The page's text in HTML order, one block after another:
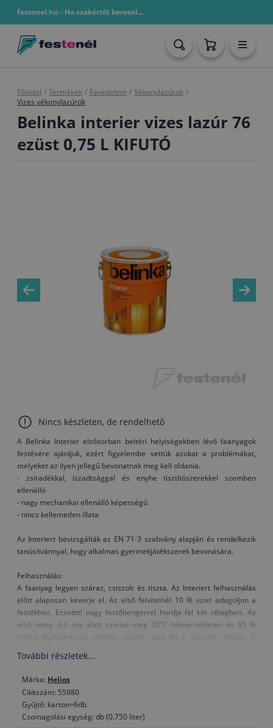
festenel.hu - Ha szakértőt keresel...
Főoldal / Termékek / Favédelem / Vékonylazúrok /
Vizes vékonylazúrok
Belinka interier vizes lazúr 76
ezüst 0,75 L KIFUTÓ
Nincs készleten, de rendelhető
A Belinka Interier elsősorban beltéri helyiségekben lévő faanyagok
festésére ajánljuk, ezért figyelembe vettük azokat a problémákat,
melyeket az ilyen jellegű bevonatnak meg kell oldania.
- zsiradékkal, izzadtsággal és enyhe tisztítószerekkel szemben
ellenálló
- nagy mechanikai ellenálló képességű
- nincs kellemetlen illata
Az Interiert bevizsgálták az EN 71-3 szabvány alapján és rendelkezik
tanúsítvánnyal, hogy alkalmas gyermekjátékszerek bevonására.
Felhasználás:
A faanyag legyen száraz, csiszolt és tiszta. Az Interiert felhasználás
előtt alaposan keverje el. Az első felvitelnél 10 % vizet adagoljon a
festékhez. Ecsettel vagy festőhengerrel hordja fel két rétegben. Az
első réteg 3-4 óra alatt szárad meg 20°C hőmérsékleten és 65 %
relatív légnedvesség mellett, ezután vigye fel a második réteget. A
csiszolja és portalanítja. A hőmérséklet a festésnél ne legyen 10°C–nál
javasoljuk a Belinka Impregnant használatát, amely
megelőzésszerűen védi a faanyagot a korhadás, kékgombásodás és a
fakártevő rovarok ellen. A szerszámokat a használat után azonnal
tisztítsa meg vízzel és mosószerrel.
További részletek...
Márka: Helios
Cikkszám: 55980
Gyűjtő: karton=6db
Csomagolási egység: db (0.750 liter)